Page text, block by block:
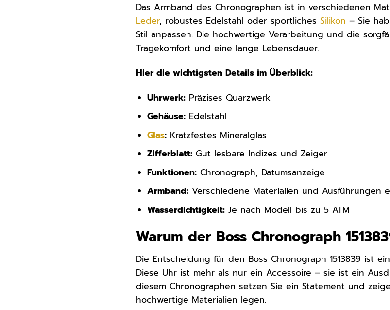
Das Armband des Chronographen ist in verschiedenen
Leder, robustes Edelstahl oder sportlichesSilikon – Sie
Stil anpassen. Die hochwertige Verarbeitung und die
Tragekomfort und eine lange Lebensdauer.
Hier die wichtigsten Details im Überblick:
Uhrwerk: Präzises Quarzwerk
Gehäuse: Edelstahl
Glas: Kratzfestes Mineralglas
Zifferblatt: Gut lesbare Indizes und Zeiger
Funktionen: Chronograph, Datumsanzeige
Armband: Verschiedene Materialien und Ausführungen
Wasserdichtigkeit: Je nach Modell bis zu 5 ATM
Warum der Boss Chronograph
Die Entscheidung für den Boss Chronograph 1513839 ist
Diese Uhr ist mehr als nur ein Accessoire – sie ist ein
diesem Chronographen setzen Sie ein Statement und
hochwertige Materialien legen.